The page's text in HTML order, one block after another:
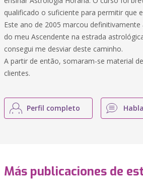
qualificado o suficiente para permitir que
Este ano de 2005 marcou
do meu Ascendente na estrada
consegui me desviar deste caminho.
A partir de então, somaram-se material
clientes.
Perfil completo
Más publicaciones de